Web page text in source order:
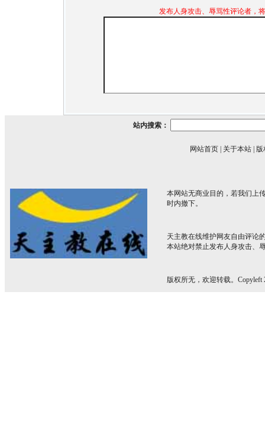
发布人身攻击、辱骂性评论者，
站内搜索：
网站首页 关于本站 版
本网站无商业目的，若我们上
时内撤下。
天主教在线维护网友自由评论
本站绝对禁止发布人身攻击、
版权所无，欢迎转载。